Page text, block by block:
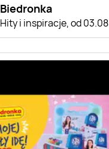
Biedronka
Hity i inspiracje, od 03.08